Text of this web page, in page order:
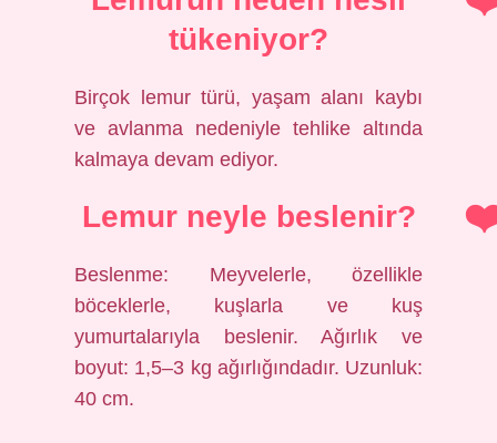
tükeniyor?
Birçok lemur türü, yaşam alanı kaybı
ve avlanma nedeniyle tehlike altında
kalmaya devam ediyor.
Lemur neyle beslenir?
Beslenme: Meyvelerle, özellikle
böceklerle, kuşlarla ve kuş
yumurtalarıyla beslenir. Ağırlık ve
boyut: 1,5–3 kg ağırlığındadır. Uzunluk:
40 cm.